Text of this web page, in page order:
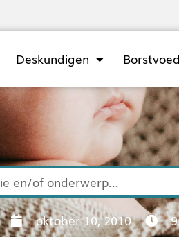
Deskundigen
oktober 10, 2010